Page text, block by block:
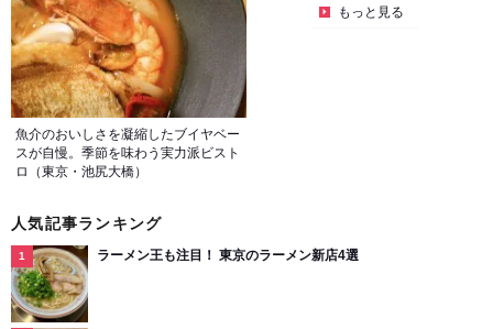
魚介のおいしさを凝縮したブイヤベー
スが自慢。季節を味わう実力派ビスト
ロ（東京・池尻大橋）
もっと見る
人気記事ランキング
ラーメン王も注目！ 東京のラーメン新店4選